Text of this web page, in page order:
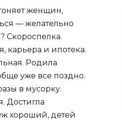
женщин,
— желательно
Скороспелка.
карьера и ипотека.
Родила
уже все поздно.
в мусорку.
Достигла
хороший, детей